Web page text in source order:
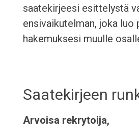
saatekirjeesi esittelystä
ensivaikutelman, joka luo
hakemuksesi muulle
Saatekirjeen
Arvoisa rekrytoija,